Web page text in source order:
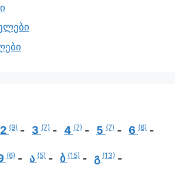
2 (9) 3 (7) 4 (7) 5 (7) 6 (6)
(6) ა (5) ბ (15) გ (13)